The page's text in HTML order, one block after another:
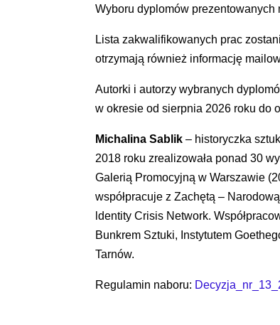
Wyboru dyplomów
Lista zakwalifikowanych prac
otrzymają również informację
Autorki i autorzy wybranych
w okresie od sierpnia 2026 roku do
Michalina Sablik – historyczka
2018 roku zrealizowała ponad 30
Galerią Promocyjną w Warszawie
współpracuje z Zachętą –
ldentity Crisis Network.
Bunkrem Sztuki, Instytutem
Tarnów.
Regulamin naboru: